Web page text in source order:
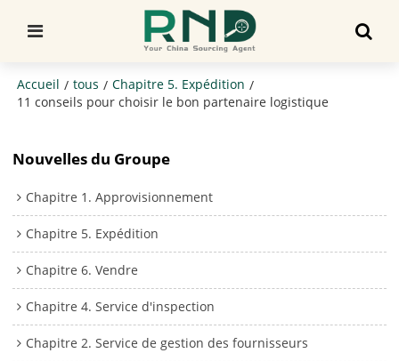
Accueil / tous / Chapitre 5. Expédition /
11 conseils pour choisir le bon partenaire logistique
Nouvelles du Groupe
Chapitre 1. Approvisionnement
Chapitre 5. Expédition
Chapitre 6. Vendre
Chapitre 4. Service d'inspection
Chapitre 2. Service de gestion des fournisseurs